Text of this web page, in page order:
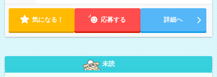
気になる！ 応募する 詳細へ
未読